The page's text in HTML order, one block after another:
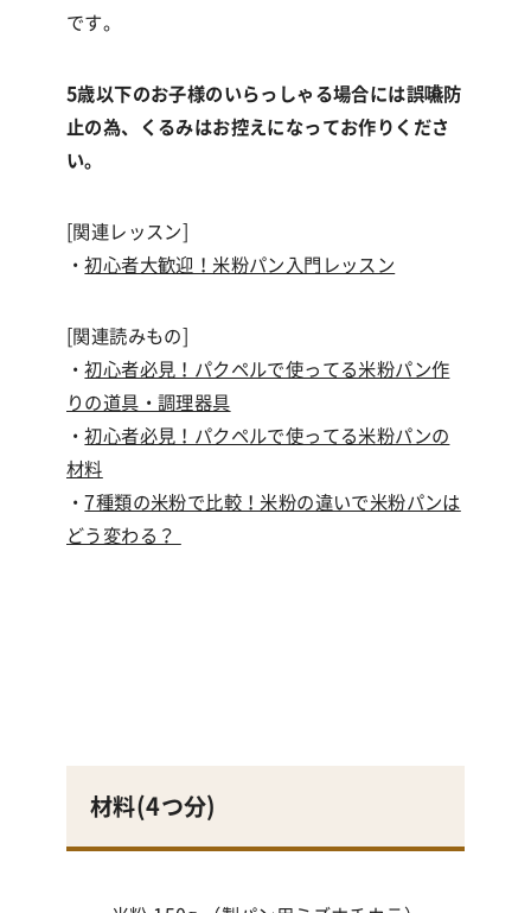
です。
5歳以下のお子様のいらっしゃる場合には誤嚥防
止の為、くるみはお控えになってお作りくださ
い。
[関連レッスン]
・初心者大歓迎！米粉パン入門レッスン
[関連読みもの]
・初心者必見！パクペルで使ってる米粉パン作
りの道具・調理器具
・初心者必見！パクペルで使ってる米粉パンの
材料
・7種類の米粉で比較！米粉の違いで米粉パンは
どう変わる？
材料(4つ分)